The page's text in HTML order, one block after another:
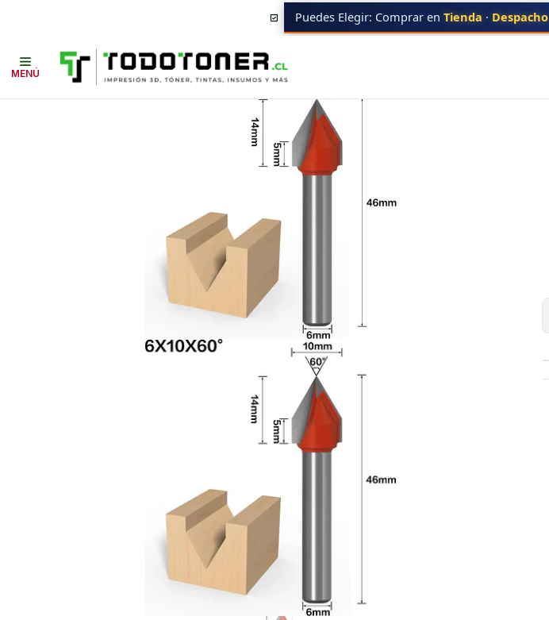
MENÚ
Puedes Elegir: Comprar en Tienda · Despacho
Broca para Madera y Plastico Twotrees | Accesorios CNC Router